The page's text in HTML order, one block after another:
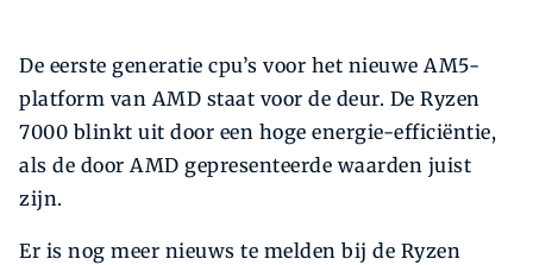
De eerste generatie cpu’s voor het nieuwe AM5-
platform van AMD staat voor de deur. De Ryzen
7000 blinkt uit door een hoge energie-efficiëntie,
als de door AMD gepresenteerde waarden juist
zijn.
Er is nog meer nieuws te melden bij de Ryzen